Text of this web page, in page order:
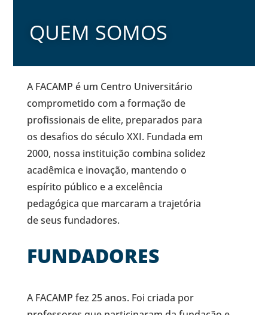
QUEM SOMOS
A FACAMP é um Centro Universitário
comprometido com a formação de
profissionais de elite, preparados para
os desafios do século XXI. Fundada em
2000, nossa instituição combina solidez
acadêmica e inovação, mantendo o
espírito público e a excelência
pedagógica que marcaram a trajetória
de seus fundadores.
FUNDADORES
A FACAMP fez 25 anos. Foi criada por